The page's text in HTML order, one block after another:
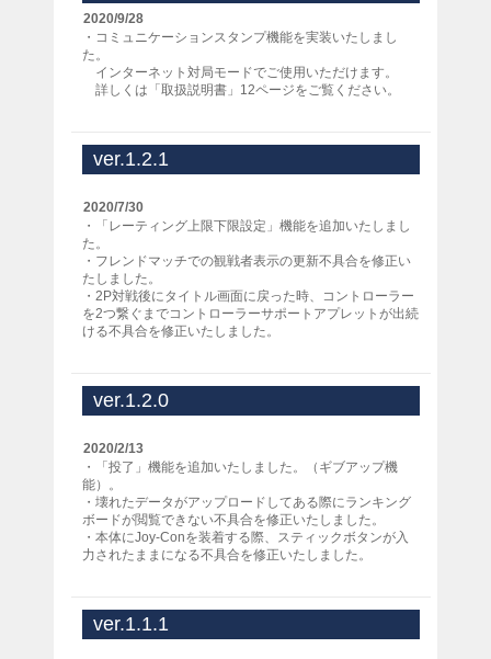
2020/9/28
・コミュニケーションスタンプ機能を実装いたしまし
た。
インターネット対局モードでご使用いただけます。
詳しくは「取扱説明書」12ページをご覧ください。
ver.1.2.1
2020/7/30
・「レーティング上限下限設定」機能を追加いたしまし
た。
・フレンドマッチでの観戦者表示の更新不具合を修正い
たしました。
・2P対戦後にタイトル画面に戻った時、コントローラー
を2つ繋ぐまでコントローラーサポートアプレットが出続
ける不具合を修正いたしました。
ver.1.2.0
2020/2/13
・「投了」機能を追加いたしました。（ギブアップ機
能）。
・壊れたデータがアップロードしてある際にランキング
ボードが閲覧できない不具合を修正いたしました。
・本体にJoy-Conを装着する際、スティックボタンが入
力されたままになる不具合を修正いたしました。
ver.1.1.1